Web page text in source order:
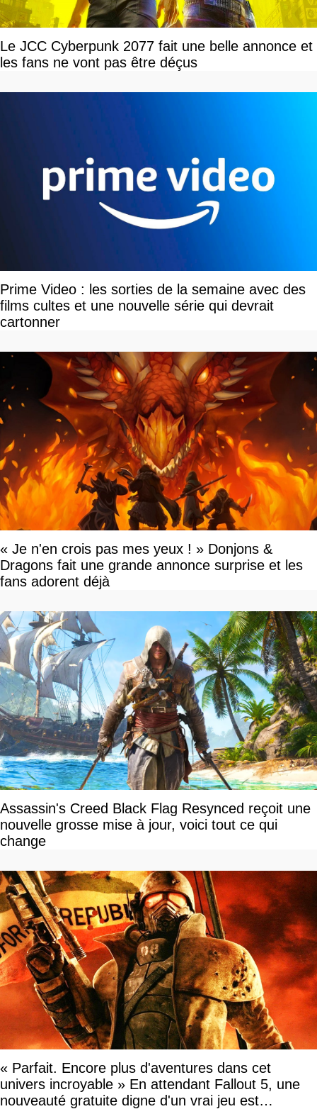
Le JCC Cyberpunk 2077 fait une belle annonce et
les fans ne vont pas être déçus
Prime Video : les sorties de la semaine avec des
films cultes et une nouvelle série qui devrait
cartonner
« Je n'en crois pas mes yeux ! » Donjons &
Dragons fait une grande annonce surprise et les
fans adorent déjà
Assassin's Creed Black Flag Resynced reçoit une
nouvelle grosse mise à jour, voici tout ce qui
change
« Parfait. Encore plus d'aventures dans cet
univers incroyable » En attendant Fallout 5, une
nouveauté gratuite digne d'un vrai jeu est